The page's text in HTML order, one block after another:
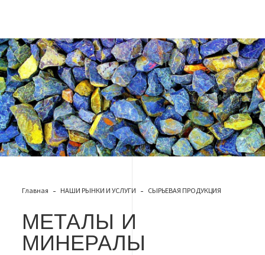
Металы и минералы
Главная НАШИ РЫНКИ И УСЛУГИ СЫРЬЕВАЯ ПРОДУКЦИЯ
МЕТАЛЫ И
МИНЕРАЛЫ